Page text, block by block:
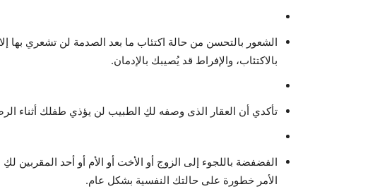
بالاكتئاب، والإفراط قد يُصيبك بالإدمان.
تأكدي أن العقار الذى وصفه لكِ الطبيب لن يؤذي طفلك أثناء
الفضفضة باللجوء إلى الزوج أو الأخت أو الأم أو أحد
الأمر خطورة على حالتك النفسية بشكل عام.